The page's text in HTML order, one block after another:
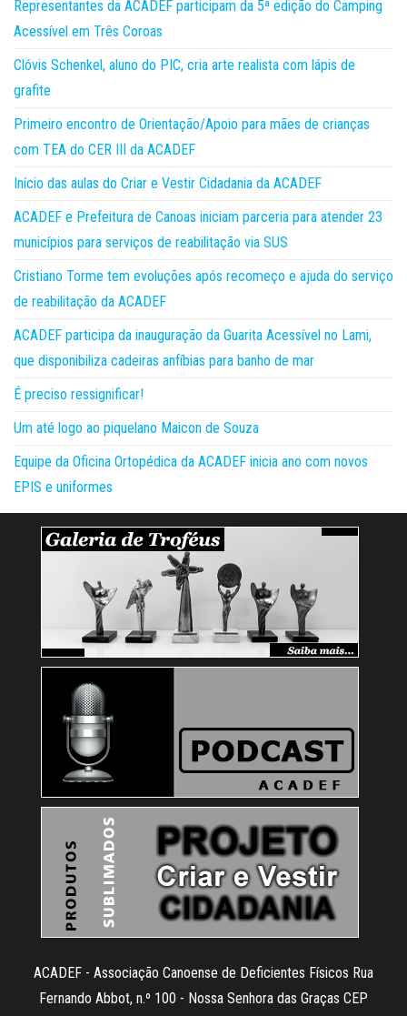
Representantes da ACADEF participam da 5ª edição do Camping
Acessível em Três Coroas
Clóvis Schenkel, aluno do PIC, cria arte realista com lápis de
grafite
Primeiro encontro de Orientação/Apoio para mães de crianças
com TEA do CER III da ACADEF
Início das aulas do Criar e Vestir Cidadania da ACADEF
ACADEF e Prefeitura de Canoas iniciam parceria para atender 23
municípios para serviços de reabilitação via SUS
Cristiano Torme tem evoluções após recomeço e ajuda do serviço
de reabilitação da ACADEF
ACADEF participa da inauguração da Guarita Acessível no Lami,
que disponibiliza cadeiras anfíbias para banho de mar
É preciso ressignificar!
Um até logo ao piquelano Maicon de Souza
Equipe da Oficina Ortopédica da ACADEF inicia ano com novos
EPIS e uniformes
ACADEF - Associação Canoense de Deficientes Físicos Rua
Fernando Abbot, n.º 100 - Nossa Senhora das Graças CEP